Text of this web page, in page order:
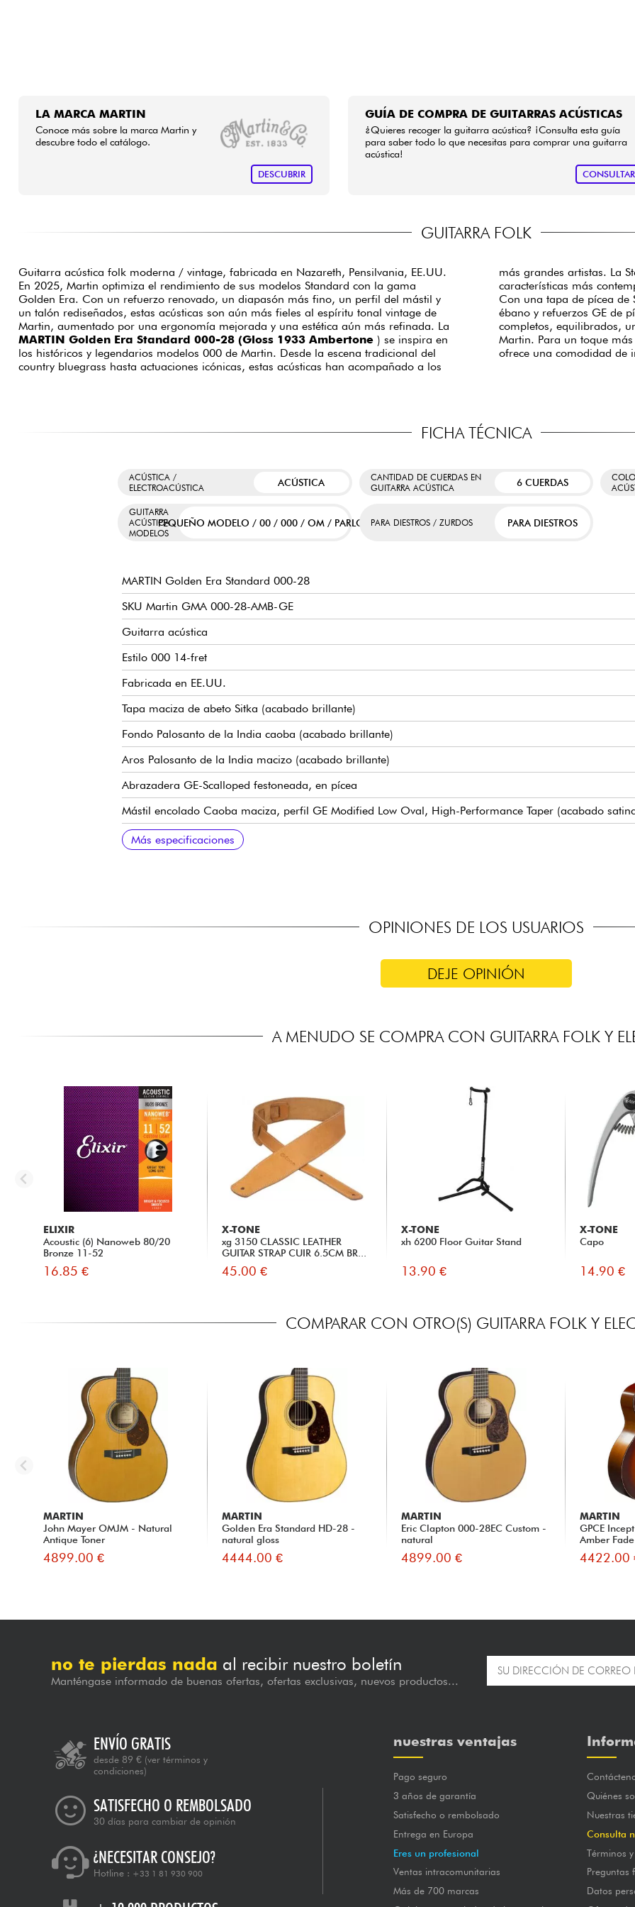
LA MARCA MARTIN
Conoce más sobre la marca Martin y
descubre todo el catálogo.
DESCUBRIR
GUÍA DE COMPRA DE GUITARRAS ACÚSTICAS
¿Quieres recoger la guitarra acústica? ¡Consulta esta guía
para saber todo lo que necesitas para comprar una guitarra
acústica!
CONSULTAR
GUITARRA FOLK
Guitarra acústica folk moderna / vintage, fabricada en Nazareth, Pensilvania, EE.UU.
En 2025, Martin optimiza el rendimiento de sus modelos Standard con la gama
Golden Era. Con un refuerzo renovado, un diapasón más fino, un perfil del mástil y
un talón rediseñados, estas acústicas son aún más fieles al espíritu tonal vintage de
Martin, aumentado por una ergonomía mejorada y una estética aún más refinada. La
MARTIN Golden Era Standard 000-28 (Gloss 1933 Ambertone) se inspira en
los históricos y legendarios modelos 000 de Martin. Desde la escena tradicional del
country bluegrass hasta actuaciones icónicas, estas acústicas han acompañado a los
más grandes artistas. La
características más
Con una tapa de pícea de
ébano y refuerzos GE de
completos, equilibrados,
Martin. Para un toque
ofrece una comodidad de
FICHA TÉCNICA
ACÚSTICA /
ELECTROACÚSTICA
ACÚSTICA
CANTIDAD DE CUERDAS EN
GUITARRA ACÚSTICA
6 CUERDAS
GUITARRA
ACÚSTICA
MODELOS
PEQUEÑO MODELO / 00 / 000 / OM / PARLOR PARA DIESTROS / ZURDOS PARA DIESTROS
MARTIN Golden Era Standard 000-28
SKU Martin GMA 000-28-AMB-GE
Guitarra acústica
Estilo 000 14-fret
Fabricada en EE.UU.
Tapa maciza de abeto Sitka (acabado brillante)
Fondo Palosanto de la India caoba (acabado brillante)
Aros Palosanto de la India macizo (acabado brillante)
Abrazadera GE-Scalloped festoneada, en pícea
Mástil encolado Caoba maciza, perfil GE Modified Low Oval, High-Performance Taper (acabado
Diapasón de ébano macizo, 20 trastes tipo de traste (true pleked)
Escala 24.9
Radio diapasón 16
Anchura del mástil 1er traste 1.75" - 4.45 cm
Anchura del mástil 12º traste 5,41 cm - 2,13
Puente de ébano macizo
Sillín de hueso compensado
Clavijas de afinación de níquel Martin con botones Butterbean
Estuche Martin incluido
Cuerdas recomendadas: calibre 12.54
Más especificaciones
OPINIONES DE LOS USUARIOS
DEJE OPINIÓN
A MENUDO SE COMPRA CON GUITARRA FOLK Y
ELIXIR
Acoustic (6) Nanoweb 80/20
Bronze 11-52
16.85 €
X-TONE
xg 3150 CLASSIC LEATHER
GUITAR STRAP CUIR 6.5CM BR...
45.00 €
X-TONE
xh 6200 Floor Guitar Stand
13.90 €
X-TONE
Capo
14.90 €
COMPARAR CON OTRO(S) GUITARRA FOLK Y
MARTIN
John Mayer OMJM - Natural
Antique Toner
4899.00 €
MARTIN
Golden Era Standard HD-28 -
natural gloss
4444.00 €
MARTIN
Eric Clapton 000-28EC Custom -
natural
4899.00 €
MARTIN
GPCE
Amber
4422.00
no te pierdas nada al recibir nuestro boletín
Manténgase informado de buenas ofertas, ofertas exclusivas, nuevos productos...
ENVÍO GRATIS
desde 89 € (ver términos y
condiciones)
SATISFECHO O REMBOLSADO
30 días para cambiar de opinión
¿NECESITAR CONSEJO?
Hotline : +33 1 81 930 900
nuestras ventajas
Pago seguro
3 años de garantía
Satisfecho o rembolsado
Entrega en Europa
Eres un profesional
Ventas intracomunitarias
Más de 700 marcas
Quiénes
Nuestras
Consulta
Términos
Preguntas
Datos